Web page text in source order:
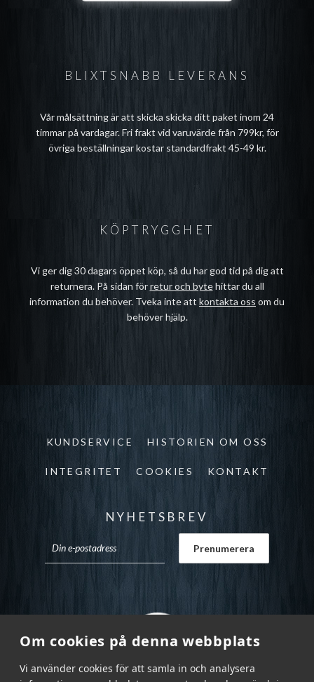
Om cookies på denna webbplats
Vi använder cookies för att samla in och analysera
BLIXTSNABB LEVERANS
Vår målsättning är att skicka skicka ditt paket inom 24
timmar på vardagar. Fri frakt vid varuvärde från 799kr, för
övriga beställningar kostar standardfrakt 45-49 kr.
KÖPTRYGGHET
Vi ger dig 30 dagars öppet köp, så du har god tid på dig att
returnera. På sidan förretur och bytehittar du all
information du behöver. Tveka inte att kontakta oss om du
behöver hjälp.
KUNDSERVICE HISTORIEN OM OSS
INTEGRITET COOKIES KONTAKT
NYHETSBREV